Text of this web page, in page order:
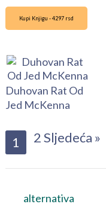
Kupi Knjigu - 4297 rsd
Duhovan Rat Od
Jed McKenna
1 2Sljedeća »
alternativa